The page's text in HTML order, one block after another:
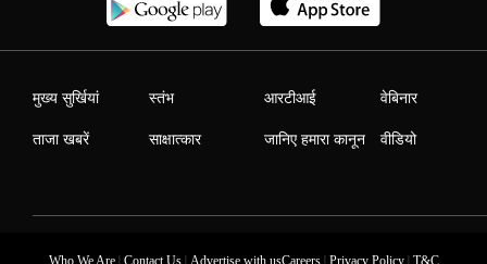
मुख्य सुर्खियां
ताजा खबरें
स्तंभ
साक्षात्कार
आरटीआई
जानिए हमारा कानून
वेबिनार
वीडियो
Who We Are Contact Us Advertise with usCareers Privacy Policy T&C